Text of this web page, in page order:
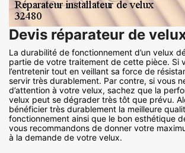
Devis réparateur de
La durabilité de fonctionnement d’un velux
partie de votre traitement de cette pièce. Si
l’entretenir tout en veillant sa force de
servir très durablement. Par contre, si vous
d’attention à votre velux, sachez que la
velux peut se dégrader très tôt que prévu.
bénéficier très durablement la meilleure
fonctionnement ainsi que le bon esthétique
vous recommandons de donner votre
à la demande de votre velux.